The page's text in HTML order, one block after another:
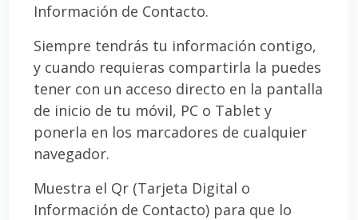
Información de Contacto.
Siempre tendrás tu información contigo,
y cuando requieras compartirla la puedes
tener con un acceso directo en la pantalla
de inicio de tu móvil, PC o Tablet y
ponerla en los marcadores de cualquier
navegador.
Muestra el Qr (Tarjeta Digital o
Información de Contacto) para que lo